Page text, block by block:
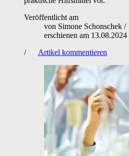
Veröffentlicht am
von Simone Schonschek /
erschienen am 13.08.2024
/
Artikel kommentieren